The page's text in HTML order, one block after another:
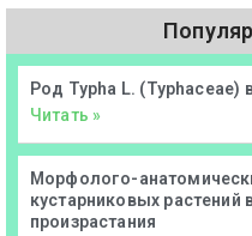
Род Typha L. (Typhaceae)
Читать »
Морфолого-
кустарниковых растений
произрастания